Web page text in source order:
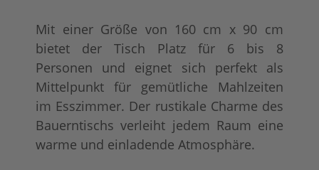
Mit einer Größe von 160 cm x 90 cm
bietet der Tisch Platz für 6 bis 8
Personen und eignet sich perfekt als
Mittelpunkt für gemütliche Mahlzeiten
im Esszimmer. Der rustikale Charme des
Bauerntischs verleiht jedem Raum eine
warme und einladende Atmosphäre.